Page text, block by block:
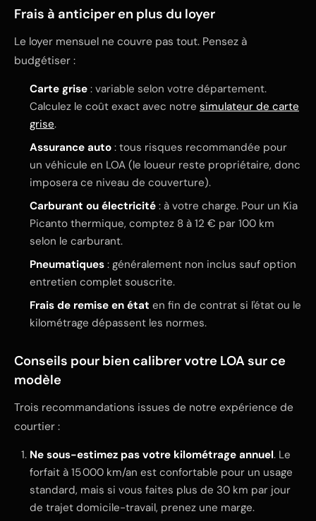
Frais à anticiper en plus du loyer
Le loyer mensuel ne couvre pas tout. Pensez à
budgétiser :
Carte grise : variable selon votre département.
Calculez le coût exact avec notre simulateur de carte
grise.
Assurance auto : tous risques recommandée pour
un véhicule en LOA (le loueur reste propriétaire, donc
imposera ce niveau de couverture).
Carburant ou électricité : à votre charge. Pour un Kia
Picanto thermique, comptez 8 à 12 € par 100 km
selon le carburant.
Pneumatiques : généralement non inclus sauf option
entretien complet souscrite.
Frais de remise en état en fin de contrat si l'état ou le
kilométrage dépassent les normes.
Conseils pour bien calibrer votre LOA sur ce
modèle
Trois recommandations issues de notre expérience de
courtier :
Ne sous-estimez pas votre kilométrage annuel. Le
forfait à 15 000 km/an est confortable pour un usage
standard, mais si vous faites plus de 30 km par jour
de trajet domicile-travail, prenez une marge.